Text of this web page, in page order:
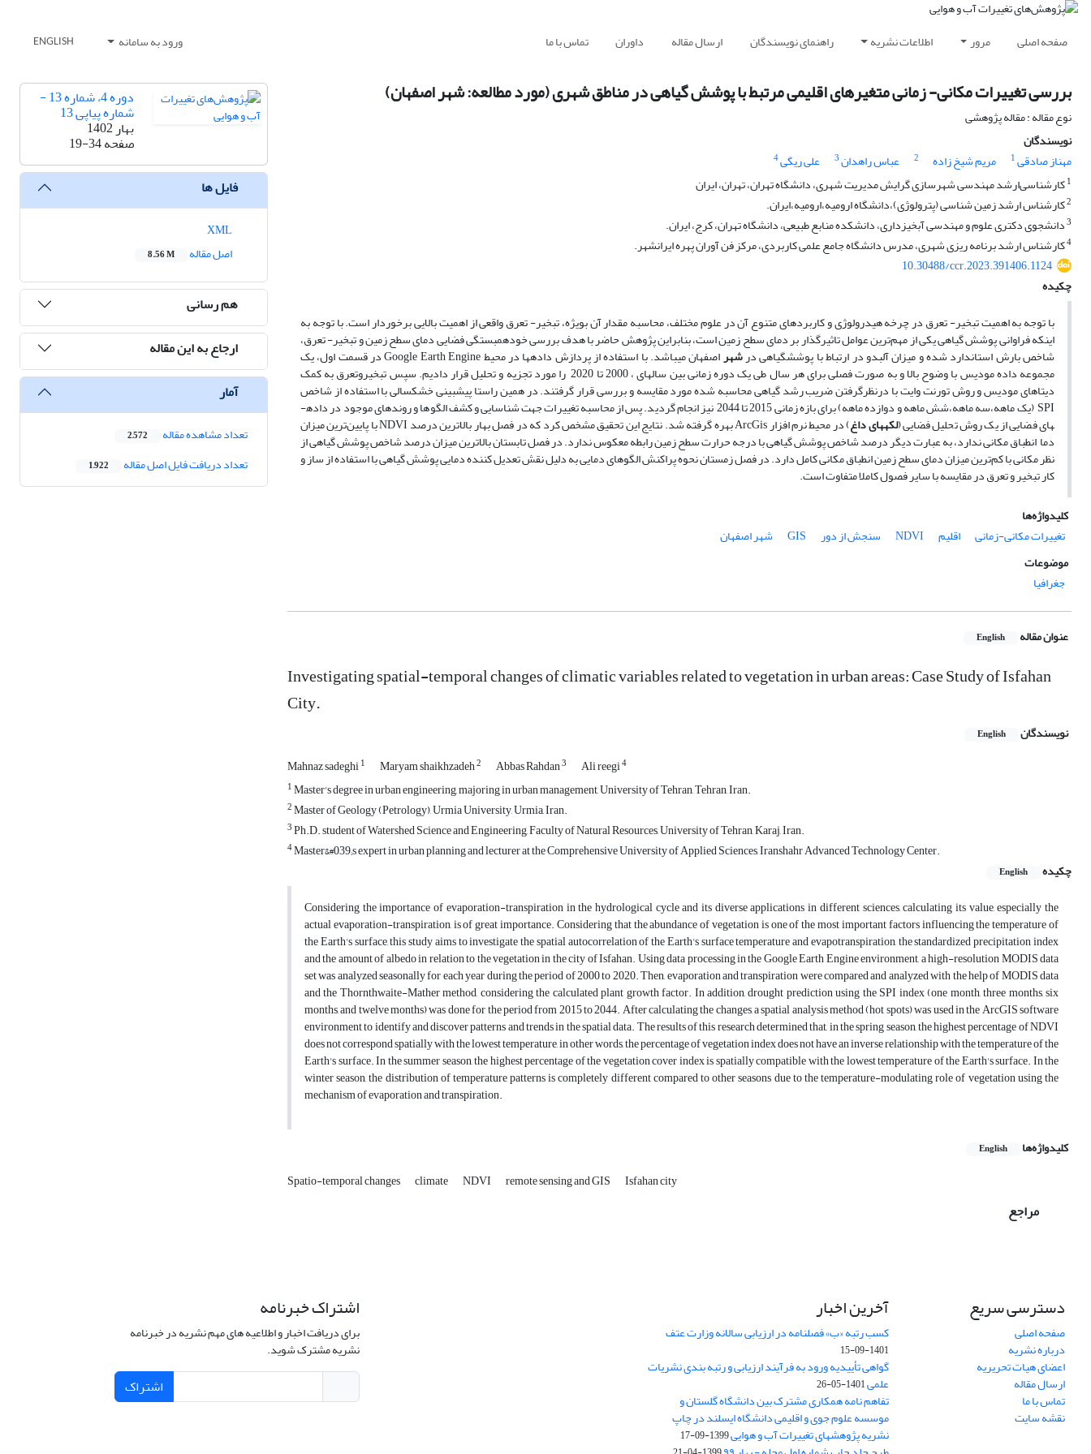
صفحه اصلی مرور اطلاعات نشریه راهنمای نویسندگان ارسال مقاله داوران تماس با ما ورود به سامانه ENGLISH
بررسی تغییرات مکانی- زمانی متغیر‌های اقلیمی مرتبط با پوشش گیاهی در مناطق شهری (مورد مطالعه: شهر اصفهان)
نوع مقاله : مقاله پژوهشی
نویسندگان
مهناز صادقی1 مریم شیخ زاده 2 عباس راهدان3 علی ریگی4
1کارشناسی‌ارشد مهندسی شهرسازی گرایش مدیریت شهری، دانشگاه تهران، تهران، ایران
2کارشناس ارشد زمین شناسی (پترولوژی)،دانشگاه ارومیه،ارومیه،ایران.
3دانشجوی دکتری علوم و مهندسی آبخیزداری، دانشکده منابع طبیعی، دانشگاه تهران، کرج، ایران.
4کارشناس ارشد برنامه ریزی شهری، مدرس دانشگاه جامع علمی کاربردی، مرکز فن آوران پهره ایرانشهر.
10.30488/ccr.2023.391406.1124
چکیده
با توجه به اهمیت تبخیر- تعرق در چرخه هیدرولوژی و کاربردهای متنوع آن در علوم مختلف، محاسبه مقدار آن بویژه، تبخیر- تعرق واقعی از اهمیت بالایی برخوردار است. با توجه به
اینکه فراوانی پوشش گیاهی یکی از مهم‌ترین عوامل تاثیرگذار بر دمای سطح زمین است، بنابراین پژوهش حاضر با هدف بررسی خودهمبستگی فضایی دمای سطح زمین و تبخیر- تعرق،
شاخص بارش استاندارد شده و میزان آلبدو در ارتباط با پوشش­گیاهی درشهر اصفهان می­باشد. با استفاده از پردازش داده­ها در محیط Google Earth Engine در قسمت اول، یک
مجموعه داده مودیس با وضوح بالا و به صورت فصلی برای هر سال طی یک دوره زمانی بین سال­های ، 2000 تا 2020 را مورد تجزیه و تحلیل قرار دادیم. سپس تبخیروتعرق به کمک
دیتاهای مودیس و روش‌ تورنت وایت با درنظرگرفتن ضریب رشد گیاهی محاسبه شده مورد مقایسه و بررسی قرار گرفتند. در همین راستا پیشبینی خشکسالی با استفاده از شاخص
SPI (یک ماهه،سه ماهه،شش ماهه و دوازده ماهه) برای بازه زمانی 2015 تا 2044 نیز انجام گردید. پس از محاسبه تغییرات جهت شناسایی و کشف الگوها و روندهای موجود در داده­
های فضایی از یک روش تحلیل فضایی (لکه­های داغ) در محیط نرم افزار ArcGis بهره گرفته شد. نتایج این تحقیق مشخص کرد که در فصل بهار بالاترین درصد NDVI با پایین‌ترین میزان
دما انطباق مکانی ندارد، به عبارت دیگر درصد شاخص پوشش گیاهی با درجه حرارت سطح زمین رابطه معکوس ندارد. در فصل تابستان بالاترین میزان درصد شاخص پوشش گیاهی از
نظر مکانی با کم‌ترین میزان دمای سطح زمین انطباق مکانی کامل دارد. در فصل زمستان نحوه پراکنش الگوهای دمایی به دلیل نقش تعدیل کننده دمایی پوشش گیاهی با استفاده از ساز و
کار تبخیر و تعرق در مقایسه با سایر فصول کاملا متفاوت است.
کلیدواژه‌ها
تغییرات مکانی-زمانی
اقلیم NDVI سنجش از دور GIS
شهر اصفهان
موضوعات
جغرافیا
عنوان مقاله English
Investigating spatial-temporal changes of climatic variables related to vegetation in urban areas: Case Study of Isfahan
City.
نویسندگان English
Mahnaz sadeghi1 Maryam shaikhzadeh2 Abbas Rahdan3 Ali reegi4
1Master's degree in urban engineering, majoring in urban management, University of Tehran, Tehran, Iran.
2Master of Geology (Petrology), Urmia University, Urmia, Iran.
3Ph.D. student of Watershed Science and Engineering, Faculty of Natural Resources, University of Tehran, Karaj, Iran.
4Master&#039;s expert in urban planning and lecturer at the Comprehensive University of Applied Sciences, Iranshahr Advanced Technology Center.
چکیده
English
Considering the importance of evaporation-transpiration in the hydrological cycle and its diverse applications in different sciences, calculating its value, especially the
actual evaporation-transpiration, is of great importance. Considering that the abundance of vegetation is one of the most important factors influencing the temperature of
the Earth's surface, this study aims to investigate the spatial autocorrelation of the Earth's surface temperature and evapotranspiration, the standardized precipitation index
and the amount of albedo in relation to the vegetation in the city of Isfahan. Using data processing in the Google Earth Engine environment, a high-resolution MODIS data
set was analyzed seasonally for each year during the period of 2000 to 2020. Then, evaporation and transpiration were compared and analyzed with the help of MODIS data
and the Thornthwaite-Mather method, considering the calculated plant growth factor. In addition, drought prediction using the SPI index (one month, three months, six
months, and twelve months) was done for the period from 2015 to 2044. After calculating the changes, a spatial analysis method (hot spots) was used in the ArcGIS software
environment to identify and discover patterns and trends in the spatial data. The results of this research determined that, in the spring season, the highest percentage of NDVI
does not correspond spatially with the lowest temperature, in other words, the percentage of vegetation index does not have an inverse relationship with the temperature of the
Earth's surface. In the summer season, the highest percentage of the vegetation cover index is spatially compatible with the lowest temperature of the Earth's surface. In the
winter season, the distribution of temperature patterns is completely different compared to other seasons due to the temperature-modulating role of vegetation using the
mechanism of evaporation and transpiration.
کلیدواژه‌ها English
Spatio-temporal changes climate NDVI remote sensing and GIS Isfahan city
مراجع
دوره 4، شماره 13 -
شماره پیاپی 13
بهار 1402
صفحه19-34
فایل ها
اصل مقاله
8.56 M
هم رسانی
ارجاع به این مقاله
آمار
تعداد مشاهده مقاله 2,572
تعداد دریافت فایل اصل مقاله 1,922
دسترسی سریع
صفحه اصلی
درباره نشریه
اعضای هیات تحریریه
ارسال مقاله
تماس با ما
نقشه سایت
آخرین اخبار
کسب رتبه «ب» فصلنامه در ارزیابی سالانه وزارت عتف
1401-09-15
گواهی تأییدیه ورود به فرآیند ارزیابی و رتبه بندی نشریات
علمی1401-05-26
تفاهم نامه همکاری مشترک بین دانشگاه گلستان و
موسسه علوم جوی و اقلیمی دانشگاه ایسلند در چاپ
نشریه پژوهشهای تغییرات آب و هوایی1399-09-17
اشتراک خبرنامه
برای دریافت اخبار و اطلاعیه های مهم نشریه در خبرنامه
نشریه مشترک شوید.
اشتراک